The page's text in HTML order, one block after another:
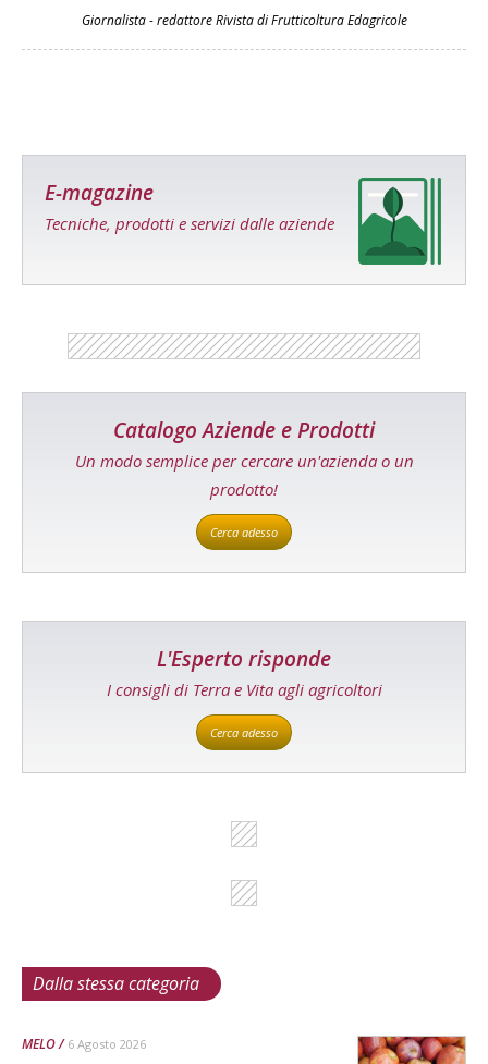
Giornalista - redattore Rivista di Frutticoltura Edagricole
E-magazine
Tecniche, prodotti e servizi dalle aziende
Catalogo Aziende e Prodotti
Un modo semplice per cercare un'azienda o un
prodotto!
Cerca adesso
L'Esperto risponde
I consigli di Terra e Vita agli agricoltori
Cerca adesso
Dalla stessa categoria
MELO 6 Agosto 2026